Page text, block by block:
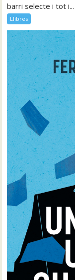
barri selecte i tot i...
Llibres